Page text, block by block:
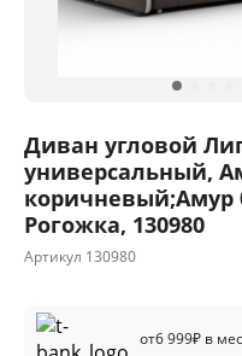
Диван угловой
универсальный,
коричневый;Амур
Рогожка, 130980
Артикул 130980
от6 999₽ в